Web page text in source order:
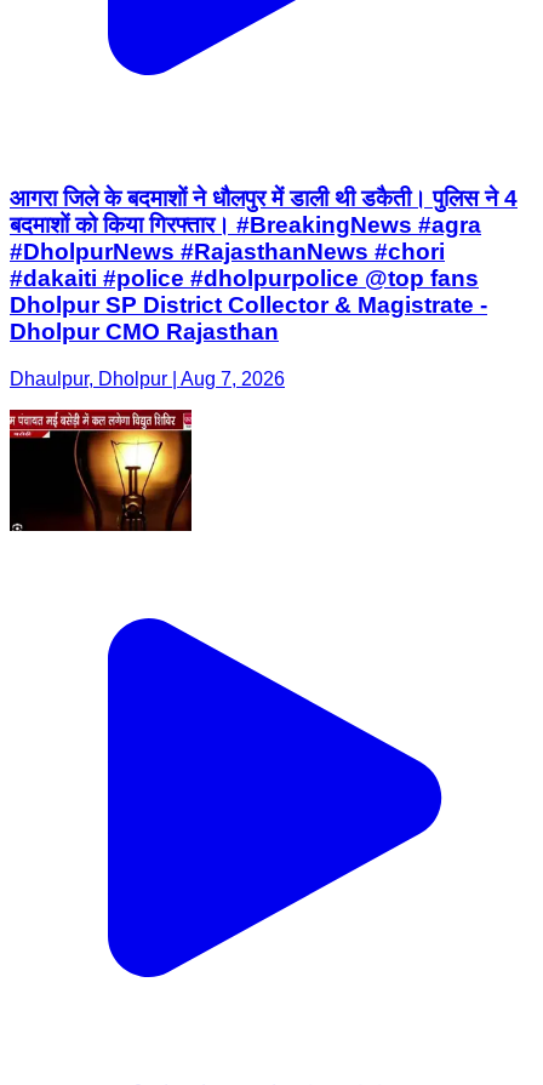
आगरा जिले के बदमाशों ने धौलपुर में डाली थी डकैती। पुलिस ने 4
बदमाशों को किया गिरफ्तार। #BreakingNews #agra
#DholpurNews #RajasthanNews #chori
#dakaiti #police #dholpurpolice @top fans
Dholpur SP District Collector & Magistrate -
Dholpur CMO Rajasthan
Dhaulpur, Dholpur | Aug 7, 2026